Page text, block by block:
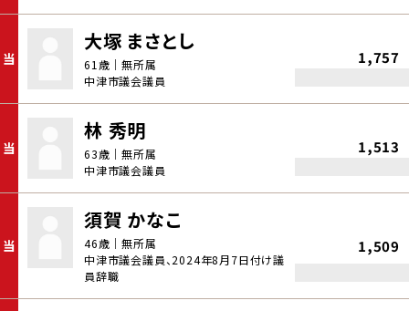
当
大塚 まさとし
61歳｜無所属
中津市議会議員
1,757
当
林 秀明
63歳｜無所属
中津市議会議員
1,513
当
須賀 かなこ
46歳｜無所属
中津市議会議員、2024年8月7日付け議
員辞職
1,509